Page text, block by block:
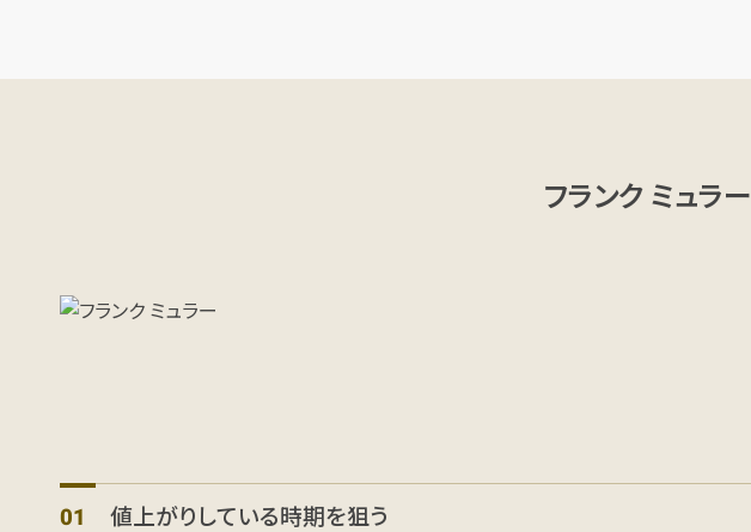
フランク ミュラ
値上がりしている時期を狙う